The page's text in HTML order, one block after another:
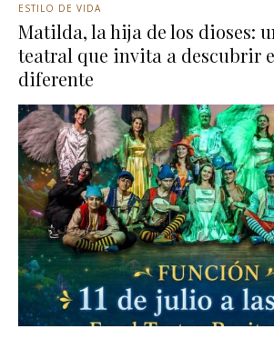
ESTILO DE VIDA
Matilda, la hija de los dioses:
teatral que invita a descubrir
diferente